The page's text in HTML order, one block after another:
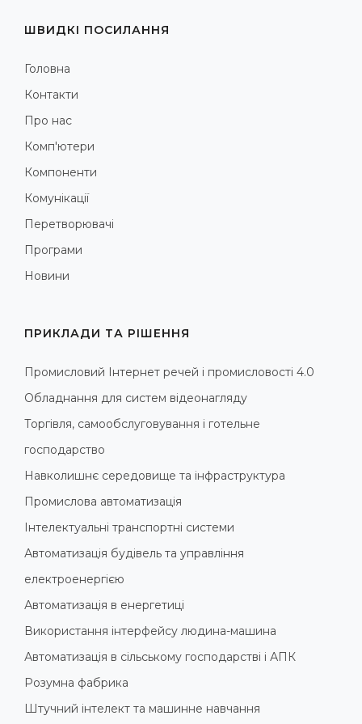
ШВИДКІ ПОСИЛАННЯ
Головна
Контакти
Про нас
Комп'ютери
Компоненти
Комунікації
Перетворювачі
Програми
Новини
ПРИКЛАДИ ТА РІШЕННЯ
Промисловий Інтернет речей і промисловості 4.0
Обладнання для систем відеонагляду
Торгівля, самообслуговування і готельне
господарство
Навколишнє середовище та інфраструктура
Промислова автоматизація
Інтелектуальні транспортні системи
Автоматизація будівель та управління
електроенергією
Автоматизація в енергетиці
Використання інтерфейсу людина-машина
Автоматизація в сільському господарстві і АПК
Розумна фабрика
Штучний інтелект та машинне навчання